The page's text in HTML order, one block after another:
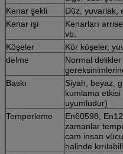
Kenar şekli
Düz, yuvarlak,
Kenar işi
Kenarları
vb.
Köşeler
Kör köşeler,
delme
Normal
Baskı
Siyah, beyaz,
kumlama
uyumludur)
Temperleme
En60598,
zamanlar
cam insan
halinde